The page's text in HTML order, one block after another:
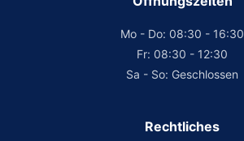
Mo - Do: 08:30 - 16:30
Fr: 08:30 - 12:30
Sa - So: Geschlossen
Rechtliches